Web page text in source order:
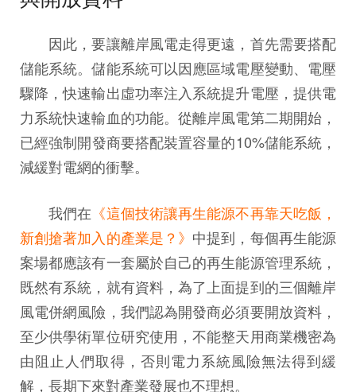
因此，要讓離岸風電走得更遠，首先需要搭配
儲能系統。儲能系統可以因應區域電壓變動、電壓
驟降，快速輸出虛功率注入系統提升電壓，提供電
力系統快速輸血的功能。從離岸風電第二期開始，
已經強制開發商要搭配裝置容量的10%儲能系統，
減緩對電網的衝擊。
我們在 《這個技術讓再生能源不再靠天吃飯，
新創搶著加入的產業是？ 》 中提到，每個再生能源
案場都應該有一套屬於自己的再生能源管理系統，
既然有系統，就有資料，為了上面提到的三個離岸
風電併網風險，我們認為開發商必須要開放資料，
至少供學術單位研究使用，不能整天用商業機密為
由阻止人們取得，否則電力系統風險無法得到緩
解，長期下來對產業發展也不理想。